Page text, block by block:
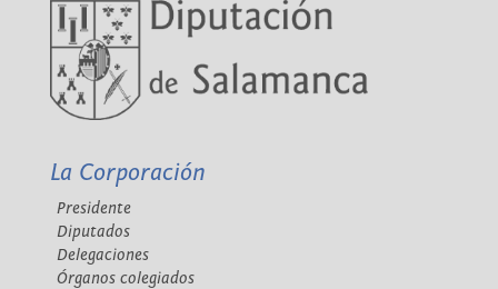
La Corporación
Presidente
Diputados
Delegaciones
Órganos colegiados